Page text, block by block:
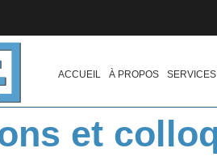
ACCUEIL À PROPOS SERVICES
et